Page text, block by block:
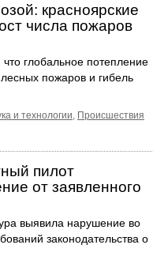
красноярские
числа пожаров
глобальное потепление
пожаров и гибель
и технологии, Происшествия
пилот
от заявленного
выявила нарушение во
законодательства о